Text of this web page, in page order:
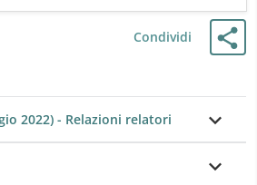
2022) - Relazioni relatori
Condividi